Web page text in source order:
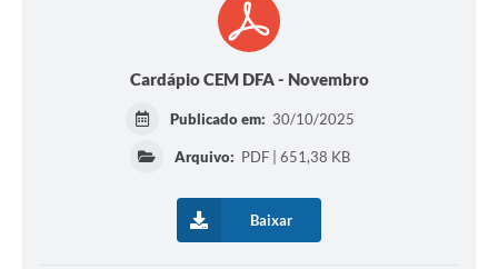
Cardápio CEM DFA - Novembro
Publicado em: 30/10/2025
Arquivo: PDF | 651,38 KB
Baixar